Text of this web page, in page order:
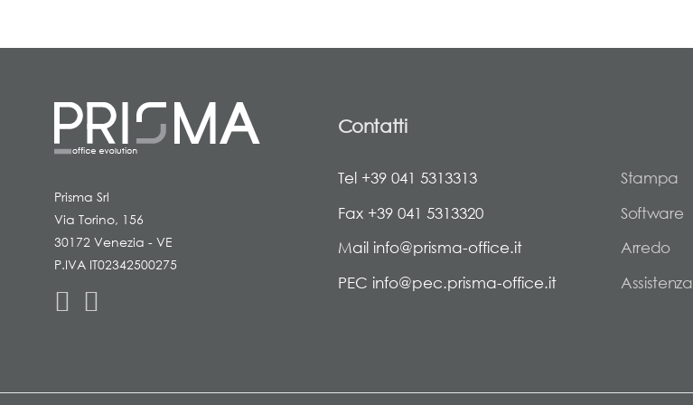
Prisma Srl
Via Torino, 156
30172 Venezia - VE
P.IVA IT02342500275
Contatti
Tel +39 041 5313313
Fax +39 041 5313320
Mail info@prisma-office.it
PEC info@pec.prisma-office.it
Stampa
Software
Arredo
Assistenza